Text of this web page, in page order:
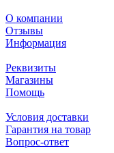
О компании
Отзывы
Информация
Реквизиты
Магазины
Помощь
Условия доставки
Гарантия на товар
Вопрос-ответ